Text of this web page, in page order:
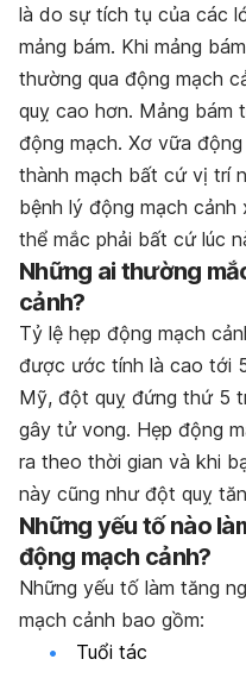
là do sự tích tụ của các
mảng bám. Khi mảng
thường qua động mạch
quỵ cao hơn. Mảng bám
động mạch. Xơ vữa
thành mạch bất cứ vị trí
bệnh lý động mạch
thể mắc phải bất cứ lúc
Những ai thường
cảnh?
Tỷ lệ hẹp động mạch
được ước tính là cao tới
Mỹ, đột quỵ đứng thứ 5
gây tử vong. Hẹp động
ra theo thời gian và khi
này cũng như đột quỵ
Những yếu tố nào
động mạch cảnh?
Những yếu tố làm tăng
mạch cảnh bao gồm:
Tuổi tác